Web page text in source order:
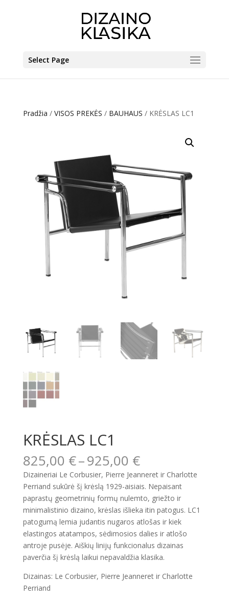
Select Page
Pradžia / VISOS PREKĖS / BAUHAUS / KRĖSLAS LC1
KRĖSLAS LC1
825,00 €–925,00 €Price
range:
825,00 €
through
925,00 €
Dizaineriai Le Corbusier, Pierre Jeanneret ir Charlotte
Perriand sukūrė šį krėslą 1929-aisiais. Nepaisant
paprastų geometrinių formų nulemto, griežto ir
minimalistinio dizaino, krėslas išlieka itin patogus. LC1
patogumą lemia judantis nugaros atlošas ir kiek
elastingos atatampos, sėdimosios dalies ir atlošo
antroje pusėje. Aiškių linijų funkcionalus dizainas
paverčia šį krėslą laikui nepavaldžia klasika.
Dizainas: Le Corbusier, Pierre Jeanneret ir Charlotte
Perriand